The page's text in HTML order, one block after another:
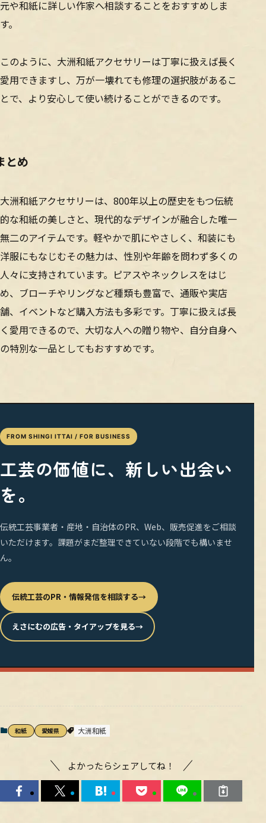
元や和紙に詳しい作家へ相談することをおすすめしま
す。
このように、大洲和紙アクセサリーは丁寧に扱えば長く
愛用できますし、万が一壊れても修理の選択肢があるこ
とで、より安心して使い続けることができるのです。
とめ
大洲和紙アクセサリーは、800年以上の歴史をもつ伝統
的な和紙の美しさと、現代的なデザインが融合した唯一
無二のアイテムです。軽やかで肌にやさしく、和装にも
洋服にもなじむその魅力は、性別や年齢を問わず多くの
人々に支持されています。ピアスやネックレスをはじ
め、ブローチやリングなど種類も豊富で、通販や実店
舗、イベントなど購入方法も多彩です。丁寧に扱えば長
く愛用できるので、大切な人への贈り物や、自分自身へ
の特別な一品としてもおすすめです。
FROM SHINGI ITTAI / FOR BUSINESS
工芸の価値に、新しい出会い
を。
伝統工芸事業者・産地・自治体のPR、Web、販売促進をご相談
いただけます。課題がまだ整理できていない段階でも構いませ
ん。
伝統工芸のPR・情報発信を相談する→
えさにむの広告・タイアップを見る→
和紙 愛媛県 大洲和紙
よかったらシェアしてね！